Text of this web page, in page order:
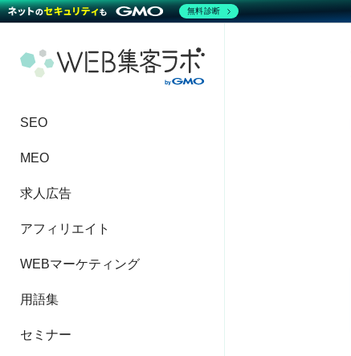
SEO
MEO
求人広告
アフィリエイト
WEBマーケティング
用語集
セミナー
無料診断